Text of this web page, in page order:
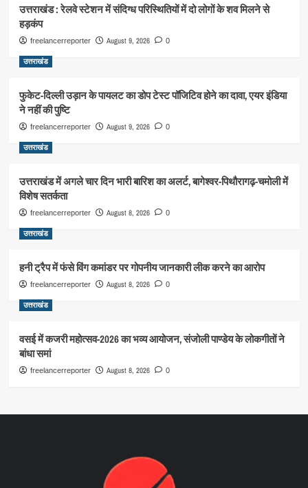
उत्तराखंड : रेलवे स्टेशन में संदिग्ध परिस्थितियों में दो लोगों के शव मिलने से
हड़कंप
freelancerreporter August 9, 2026 0
उत्तराखंड
फुकेट-दिल्ली उड़ान के पायलट का डोप टेस्ट पॉजिटिव होने का दावा, एयर इंडिया
ने नहीं की पुष्टि
freelancerreporter August 9, 2026 0
उत्तराखंड
उत्तराखंड में अगले चार दिन भारी बारिश का अलर्ट, बागेश्वर-पिथौरागढ़-चमोली में
विशेष सतर्कता
freelancerreporter August 8, 2026 0
उत्तराखंड
हनी ट्रैप में फंसे विंग कमांडर पर गोपनीय जानकारी लीक करने का आरोप
freelancerreporter August 8, 2026 0
उत्तराखंड
वसई में कजरी महोत्सव-2026 का भव्य आयोजन, संजोली पाण्डेय के लोकगीतों ने
बांधा समां
freelancerreporter August 8, 2026 0